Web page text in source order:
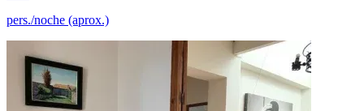
pers./noche (aprox.)